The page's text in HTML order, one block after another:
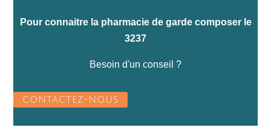
Pour connaitre la pharmacie de garde composer le
3237
Besoin d'un conseil ?
CONTACTEZ-NOUS